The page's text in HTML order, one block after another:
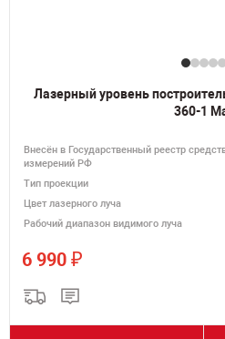
Лазерный уровень
360-1
Внесён в Государственный реестр
измерений РФ
Тип проекции
Цвет лазерного луча
Рабочий диапазон видимого луча
6 990 ₽